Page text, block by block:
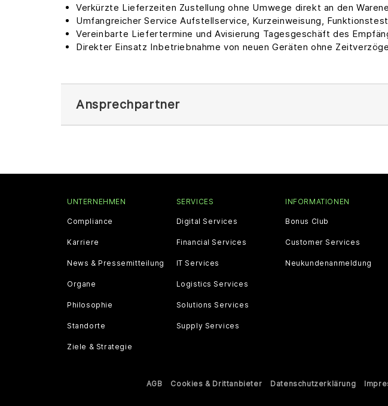
Verkürzte Lieferzeiten Zustellung ohne Umwege direkt an den
Umfangreicher Service Aufstellservice, Kurzeinweisung,
Vereinbarte Liefertermine und Avisierung Tagesgeschäft des
Direkter Einsatz Inbetriebnahme von neuen Geräten ohne
Ansprechpartner
UNTERNEHMEN
Compliance
Karriere
News & Pressemitteilung
Organe
Philosophie
Standorte
Ziele & Strategie
SERVICES
Digital Services
Financial Services
IT Services
Logistics Services
Solutions Services
Supply Services
INFORMATIONEN
Bonus Club
Customer Services
Neukundenanmeldung
AGB Cookies & Drittanbieter Datenschutzerklärung